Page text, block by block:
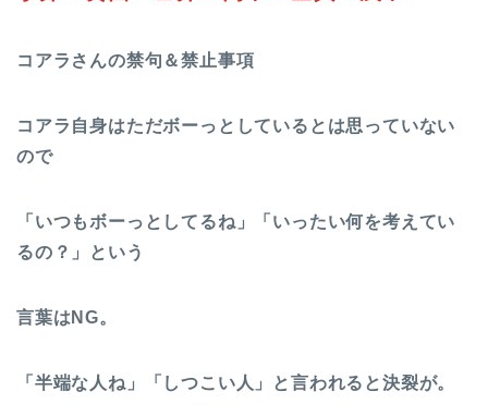
コアラさんの禁句＆禁止事項
コアラ自身はただボーっとしているとは思っていない
ので
「いつもボーっとしてるね」「いったい何を考えてい
るの？」という
言葉はNG。
「半端な人ね」「しつこい人」と言われると決裂が。